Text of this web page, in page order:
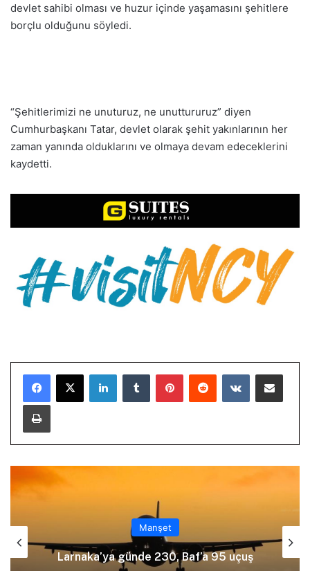
devlet sahibi olması ve huzur içinde yaşamasını şehitlere
borçlu olduğunu söyledi.
“Şehitlerimizi ne unuturuz, ne unuttururuz” diyen
Cumhurbaşkanı Tatar, devlet olarak şehit yakınlarının her
zaman yanında olduklarını ve olmaya devam edeceklerini
kaydetti.
LinkedInTumblr PinterestReddit VKontakteE-Posta ile paylaş
Yazdır
Ölümlü kazayı üstlenmek için polise
yalan beyanda bulundu